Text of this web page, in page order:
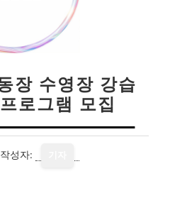
장 수영장 강습
로그램 모집
작성자: